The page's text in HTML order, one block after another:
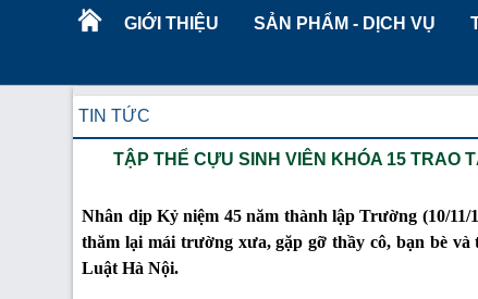
GIỚI THIỆU SẢN PHẨM - DỊCH VỤ
TIN TỨC
TẬP THỂ CỰU SINH VIÊN KHÓA 15 TRAO
Nhân dịp Kỷ niệm 45 năm thành lập Trường (10/11/
thăm lại mái trường xưa, gặp gỡ thầy cô, bạn bè
Luật Hà Nội.